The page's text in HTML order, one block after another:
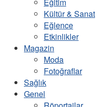
Kültür & Sanat
Eğlence
Etkinlikler
Magazin
Moda
Fotoğraflar
Sağlık
Genel